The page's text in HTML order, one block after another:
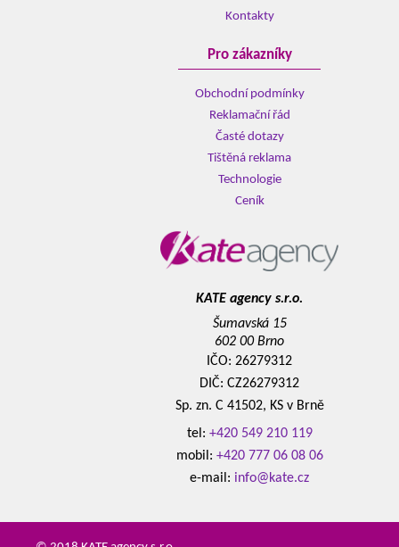
Kontakty
Pro zákazníky
Obchodní podmínky
Reklamační řád
Časté dotazy
Tištěná reklama
Technologie
Ceník
KATE agency s.r.o.
Šumavská 15
602 00 Brno
IČO: 26279312
DIČ: CZ26279312
Sp. zn. C 41502, KS v Brně
tel: +420 549 210 119
mobil: +420 777 06 08 06
e-mail: info@kate.cz